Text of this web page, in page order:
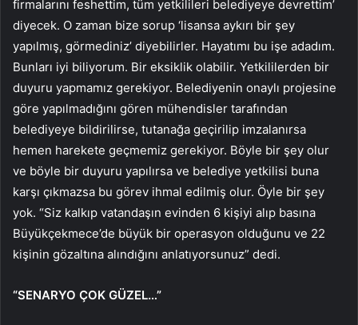
firmalarını feshettim, tüm yetkilileri belediyeye devrettim’
diyecek. O zaman bize sorup ‘lisansa aykırı bir şey
yapılmış, görmediniz’ diyebilirler. Hayatımı bu işe adadım.
Bunları iyi biliyorum. Bir eksiklik olabilir. Yetkililerden bir
duyuru yapmamız gerekiyor. Belediyenin onaylı projesine
göre yapılmadığını gören mühendisler tarafından
belediyeye bildirilirse, tutanağa geçirilip imzalanırsa
hemen harekete geçmemiz gerekiyor. Böyle bir şey olur
ve böyle bir duyuru yapılırsa ve belediye yetkilisi buna
karşı çıkmazsa bu görev ihmal edilmiş olur. Öyle bir şey
yok. “Siz kalkıp vatandaşın evinden 6 kişiyi alıp basına
Büyükçekmece’de büyük bir operasyon olduğunu ve 22
kişinin gözaltına alındığını anlatıyorsunuz” dedi.
“SENARYO ÇOK GÜZEL…”